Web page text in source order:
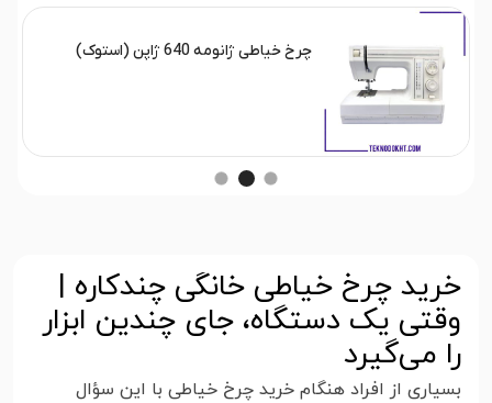
چرخ خیاطی ژانومه 640 ژاپن (استوک)
خرید چرخ خیاطی خانگی چندکاره |
وقتی یک دستگاه، جای چندین ابزار
را می‌گیرد
بسیاری از افراد هنگام خرید چرخ خیاطی با این سؤال